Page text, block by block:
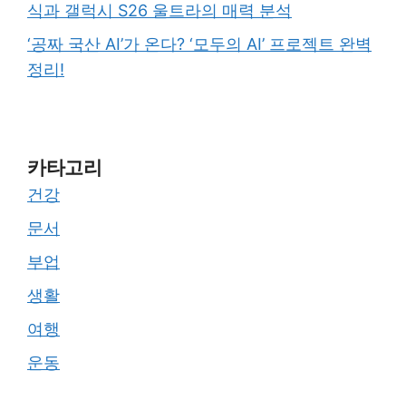
식과 갤럭시 S26 울트라의 매력 분석
‘공짜 국산 AI’가 온다? ‘모두의 AI’ 프로젝트 완벽
정리!
카타고리
건강
문서
부업
생활
여행
운동